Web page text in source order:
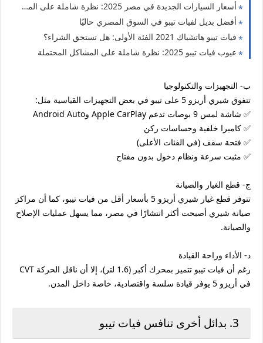
أسعار السيارات الجديدة في مصر 2025: نظرة شاملة على الموديلات والعروض
أفضل بديل لفيات تيبو في السوق المصري حاليًا
فيات تيبو هاتشباك 2021 الفئة الأولى: هل تستحق الشراء؟
عيوب فيات تيبو 2025: نظرة شاملة على المشاكل المحتملة
ب- التجهيزات والتكنولوجيا
تتفوق شيري أريزو 5 على تيبو في بعض التجهيزات القياسية مثل:
✅ شاشة لمس 9 بوصات تدعم Apple CarPlay وAndroid Auto
✅ كاميرا خلفية وحساسات ركن
✅ فتحة سقف (في الفئات الأعلى)
✅ مثبت سرعة ونظام دخول بدون مفتاح
ج- قطع الغيار والصيانة
تتوفر قطع غيار شيري أريزو 5 بأسعار أقل من فيات تيبو، كما أن مراكز
صيانة شيري أصبحت أكثر انتشارًا في مصر، مما يسهل عمليات الإصلاح
والصيانة.
د- الأداء وراحة القيادة
رغم أن فيات تيبو تتميز بمحرك أكبر (1.6 لتر)، إلا أن ناقل الحركة CVT
في أريزو 5 يوفر قيادة سلسة واقتصادية، خاصة داخل المدن.
3. بدائل أخرى تنافس فيات تيبو